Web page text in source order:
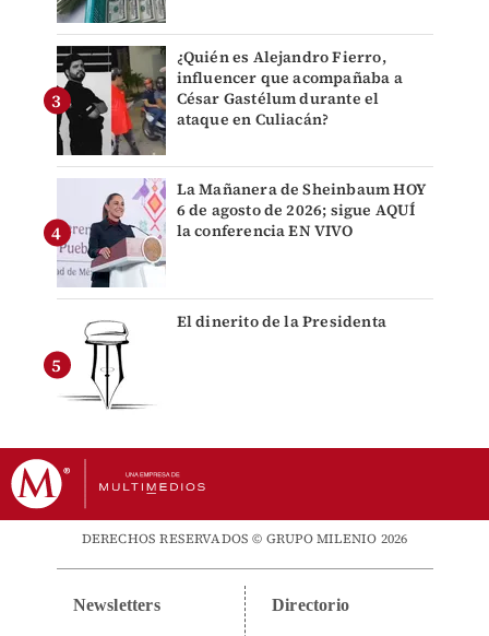
¿Quién es Alejandro Fierro,
influencer que acompañaba a
César Gastélum durante el
ataque en Culiacán?
La Mañanera de Sheinbaum HOY
6 de agosto de 2026; sigue AQUÍ
la conferencia EN VIVO
El dinerito de la Presidenta
DERECHOS RESERVADOS © GRUPO MILENIO 2026
Newsletters Directorio